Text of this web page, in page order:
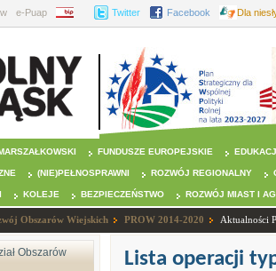
e-Puap BIP Twitter Facebook Dla
FUNDUSZE EUROPEJSKIE
(NIE)PEŁNOSPRAWNI ROZWÓJ REGIONALNY
KOLEJE BEZPIECZEŃSTWO ROZWÓJ MIAST I
Obszarów Wiejskich PROW 2014-2020 Aktualności
Obszarów
Lista operacji